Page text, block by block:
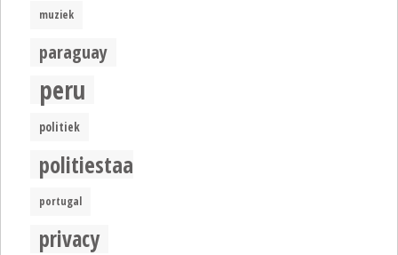
muziek
paraguay
peru
politiek
politiestaat
portugal
privacy